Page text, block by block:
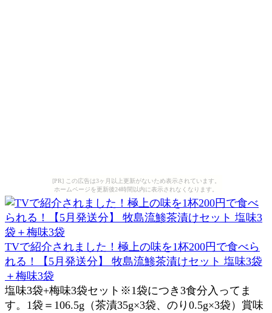
[PR] この広告は3ヶ月以上更新がないため表示されています。
ホームページを更新後24時間以内に表示されなくなります。
TVで紹介されました！極上の味を1杯200円で食べら
れる！【5月発送分】 牧島流鯵茶漬けセット 塩味3袋
＋梅味3袋
塩味3袋+梅味3袋セット※1袋につき3食分入ってま
す。1袋＝106.5g（茶漬35g×3袋、のり0.5g×3袋）賞味